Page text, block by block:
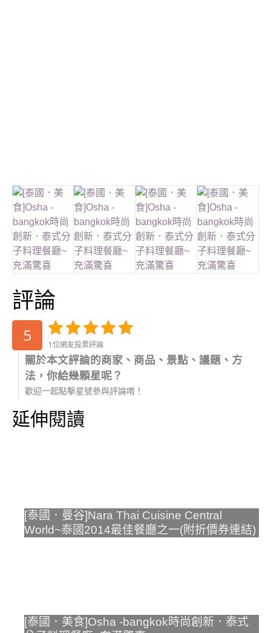
評論
5 1位網友投票評論
關於本文評論的商家、商品、景點、議題、方
法，你給幾顆星呢？
歡迎一起點擊星號參與評論唷！
延伸閱讀
[泰國．曼谷]Nara Thai Cuisine Central
World~泰國2014最佳餐廳之一(附折價券連結)
[泰國．美食]Osha -bangkok時尚創新．泰式